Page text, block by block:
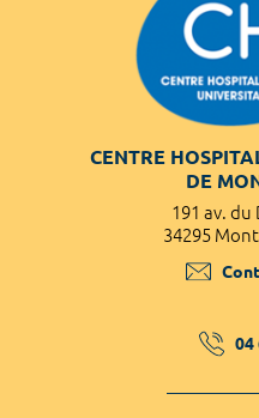
CENTRE
DE
191 av. du
34295
04